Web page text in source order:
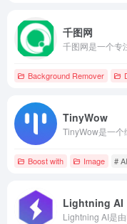
千图网
Background Remover
TinyWow
Boost with Image #
Lightning AI